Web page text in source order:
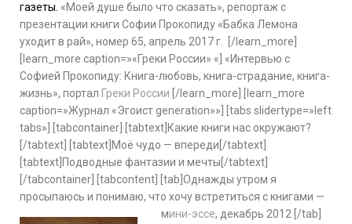
газеты. «Моей душе было что сказать», репортаж с
презентации книги Софии Прокопиду «Бабка Лемона
уходит в рай», номер 65, апрель 2017 г.
[/learn_more]
[learn_more caption=»«Греки России» «] «Интервью с
Софией Прокопиду: Книга-любовь, книга-страдание, книга-
жизнь», портал Греки России [/learn_more] [learn_more
caption=»Журнал «Эгоист generation»»] [tabs slidertype=»left
tabs»] [tabcontainer] [tabtext]Какие книги нас окружают?
[/tabtext] [tabtext]Моё чудо — впереди[/tabtext]
[tabtext]Подводные фантазии и мечты[/tabtext]
[/tabcontainer] [tabcontent] [tab]Однажды утром я
просыпаюсь и понимаю, что хочу встретиться с книгами —
мини-эссе, декабрь 2012 [/tab]